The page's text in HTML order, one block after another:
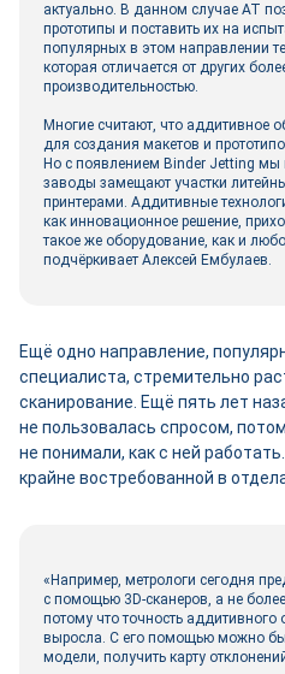
актуально. В данном случае АТ
прототипы и поставить их на
популярных в этом направлении
которая отличается от других
производительностью.
Многие считают, что аддитивное
для создания макетов и
Но с появлением Binder Jetting мы
заводы замещают участки
принтерами. Аддитивные
как инновационное решение,
такое же оборудование, как и
подчёркивает Алексей Ембулаев.
Ещё одно направление,
специалиста, стремительно
сканирование. Ещё пять лет
не пользовалась спросом,
не понимали, как с ней
крайне востребованной в
«Например, метрологи сегодня
с помощью 3D-сканеров, а не
потому что точность
выросла. С его помощью можно
модели, получить карту